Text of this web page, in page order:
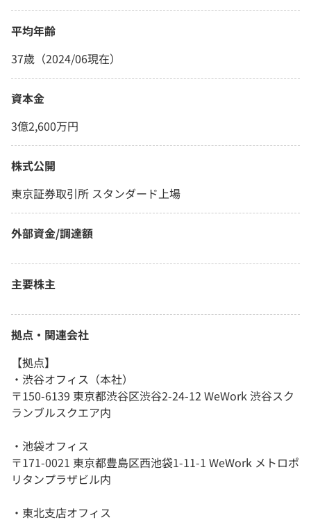
平均年齢
37歳（2024/06現在）
資本金
3億2,600万円
株式公開
東京証券取引所 スタンダード上場
外部資金/調達額
主要株主
拠点・関連会社
【拠点】
・渋谷オフィス（本社）
〒150-6139 東京都渋谷区渋谷2-24-12 WeWork 渋谷スク
ランブルスクエア内
・池袋オフィス
〒171-0021 東京都豊島区西池袋1-11-1 WeWork メトロポ
リタンプラザビル内
・東北支店オフィス